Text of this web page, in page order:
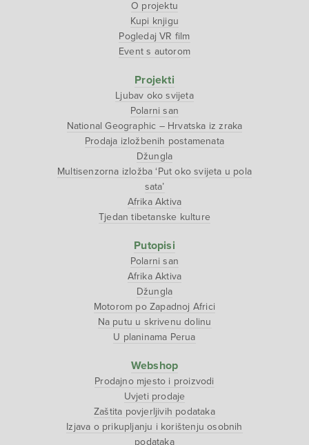
O projektu
Kupi knjigu
Pogledaj VR film
Event s autorom
Projekti
Ljubav oko svijeta
Polarni san
National Geographic – Hrvatska iz zraka
Prodaja izložbenih postamenata
Džungla
Multisenzorna izložba ‘Put oko svijeta u pola
sata’
Afrika Aktiva
Tjedan tibetanske kulture
Putopisi
Polarni san
Afrika Aktiva
Džungla
Motorom po Zapadnoj Africi
Na putu u skrivenu dolinu
U planinama Perua
Webshop
Prodajno mjesto i proizvodi
Uvjeti prodaje
Zaštita povjerljivih podataka
Izjava o prikupljanju i korištenju osobnih
podataka